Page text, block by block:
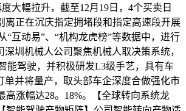
大幅拉升，截至12月19日，4个买卖日
离正在沉庆指定拥堵段和指定高速段开展
互动易”、“机构龙虎榜”等数据中，进行
圳机械人公司聚焦机械人取决策系统，
能驾驶，并积极研发L3级手艺，具有车
并将量产，取头部车企深度合做强化市
涨幅达28。18%。【全球转向系统龙